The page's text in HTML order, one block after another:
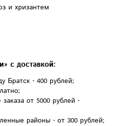
и хризантем
с доставкой:
Братск - 400 рублей;
от 5000 рублей -
районы - от 300 рублей;